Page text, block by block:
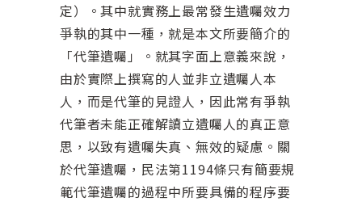
定）。其中就實務上最常發生遺囑效力
爭執的其中一種，就是本文所要簡介的
「代筆遺囑」。就其字面上意義來說，
由於實際上撰寫的人並非立遺囑人本
人，而是代筆的見證人，因此常有爭執
代筆者未能正確解讀立遺囑人的真正意
思，以致有遺囑失真、無效的疑慮。關
於代筆遺囑，民法第1194條只有簡要規
範代筆遺囑的過程中所要具備的程序要